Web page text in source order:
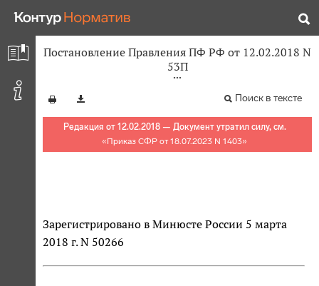
Постановление Правления ПФ РФ от 12.02.2018 N
53П
Поиск в тексте
Редакция от 12.02.2018 — Документ утратил силу, см.
«Приказ СФР от 18.07.2023 N 1403»
Зарегистрировано в Минюсте России 5 марта
2018 г. N 50266